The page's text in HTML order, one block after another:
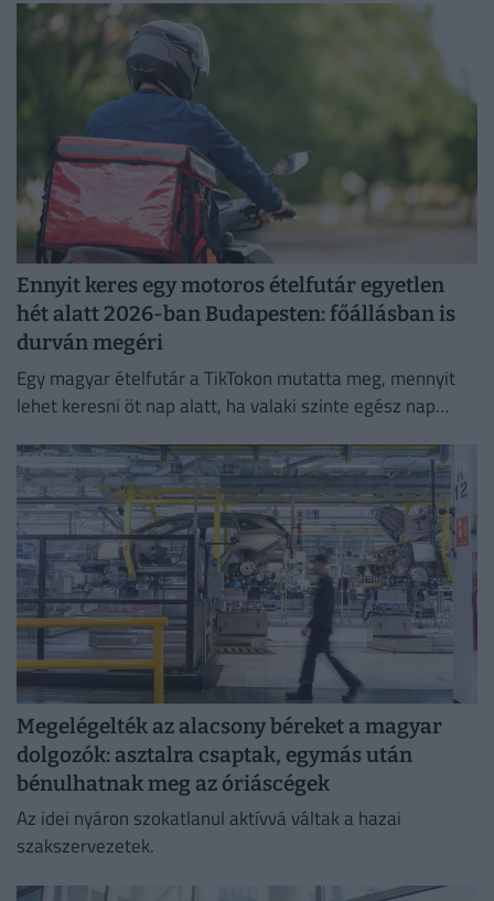
Ennyit keres egy motoros ételfutár egyetlen
hét alatt 2026-ban Budapesten: főállásban is
durván megéri
Egy magyar ételfutár a TikTokon mutatta meg, mennyit
lehet keresni öt nap alatt, ha valaki szinte egész nap
Megelégelték az alacsony béreket a magyar
dolgozók: asztalra csaptak, egymás után
bénulhatnak meg az óriáscégek
Az idei nyáron szokatlanul aktívvá váltak a hazai
szakszervezetek.